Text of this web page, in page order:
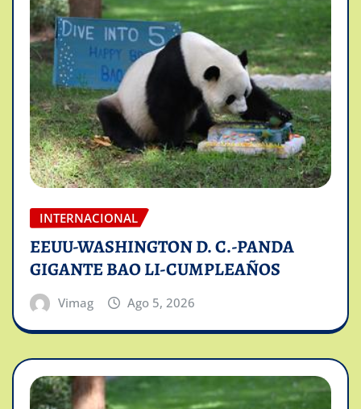
INTERNACIONAL
EEUU-WASHINGTON D. C.-PANDA
GIGANTE BAO LI-CUMPLEAÑOS
Vimag Ago 5, 2026